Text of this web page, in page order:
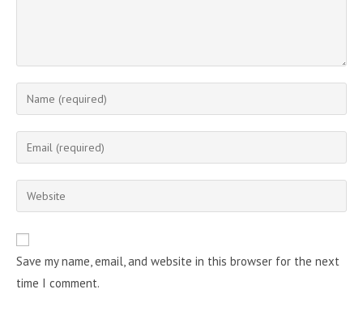
Enter
your
name
comment
Enter
your
email
address
Enter
your
URL
(optional)
Save my name, email, and website in this browser for the next
time I comment.